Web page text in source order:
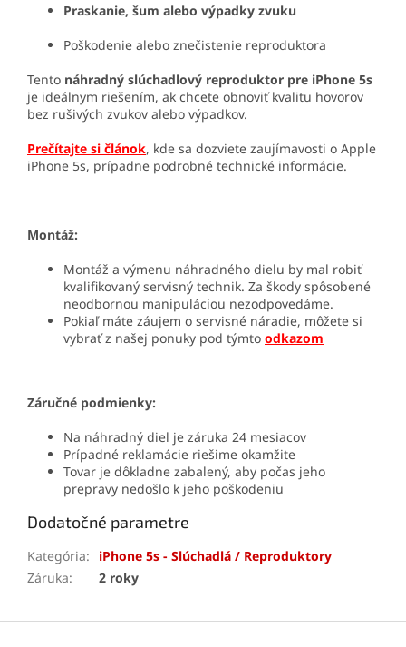
Praskanie, šum alebo výpadky zvuku
Poškodenie alebo znečistenie reproduktora
Tento náhradný slúchadlový reproduktor pre iPhone 5s
je ideálnym riešením, ak chcete obnoviť kvalitu hovorov
bez rušivých zvukov alebo výpadkov.
Prečítajte si článok, kde sa dozviete zaujímavosti o Apple
iPhone 5s, prípadne podrobné technické informácie.
Montáž:
Montáž a výmenu náhradného dielu by mal robiť
kvalifikovaný servisný technik. Za škody spôsobené
neodbornou manipuláciou nezodpovedáme.
Pokiaľ máte záujem o servisné náradie, môžete si
vybrať z našej ponuky pod týmto odkazom
Záručné podmienky:
Na náhradný diel je záruka 24 mesiacov
Prípadné reklamácie riešime okamžite
Tovar je dôkladne zabalený, aby počas jeho
prepravy nedošlo k jeho poškodeniu
Dodatočné parametre
Kategória:
iPhone 5s - Slúchadlá / Reproduktory
Záruka: 2 roky